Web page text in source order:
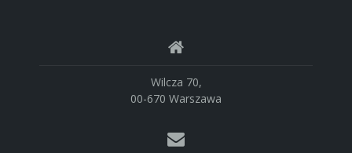
Wilcza 70,
00-670 Warszawa